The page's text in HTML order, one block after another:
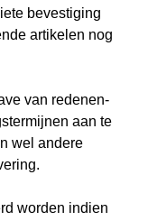
bevestiging
artikelen nog
van redenen-
aan te
wel andere
worden indien